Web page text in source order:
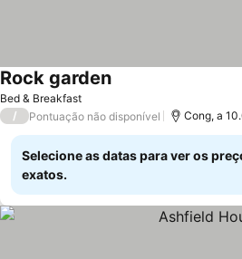
Bed & Breakfast
Rock garden
/ Pontuação não disponível Cong, a
Selecione as datas para ver os
exatos.